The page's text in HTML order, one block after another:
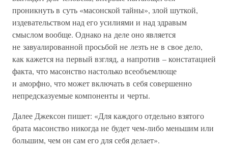
проникнуть в суть «масонской тайны», злой шуткой,
издевательством над его усилиями и над здравым
смыслом вообще. Однако на деле оно является
не завуалированной просьбой не лезть не в свое дело,
как кажется на первый взгляд, а напротив – констатацией
факта, что масонство настолько всеобъемлюще
и аморфно, что может включать в себя совершенно
непредсказуемые компоненты и черты.
Далее Джексон пишет: «Для каждого отдельно взятого
брата масонство никогда не будет чем-либо меньшим или
большим, чем он сам его для себя делает».